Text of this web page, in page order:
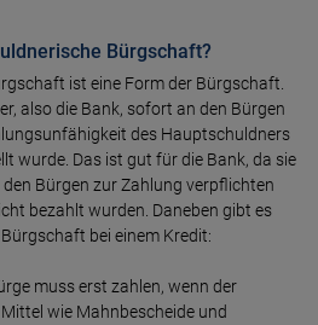
Bürgschaft?
ist eine Form der Bürgschaft.
also die Bank, sofort an den Bürgen
des Hauptschuldners
wurde. Das ist gut für die Bank, da sie
Bürgen zur Zahlung verpflichten
bezahlt wurden. Daneben gibt es
bei einem Kredit:
muss erst zahlen, wenn der
wie Mahnbescheide und